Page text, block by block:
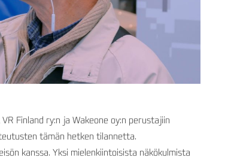
Finland ry:n ja Wakeone oy:n perustajiin
tämän hetken tilannetta.
kanssa. Yksi mielenkiintoisista näkökulmista